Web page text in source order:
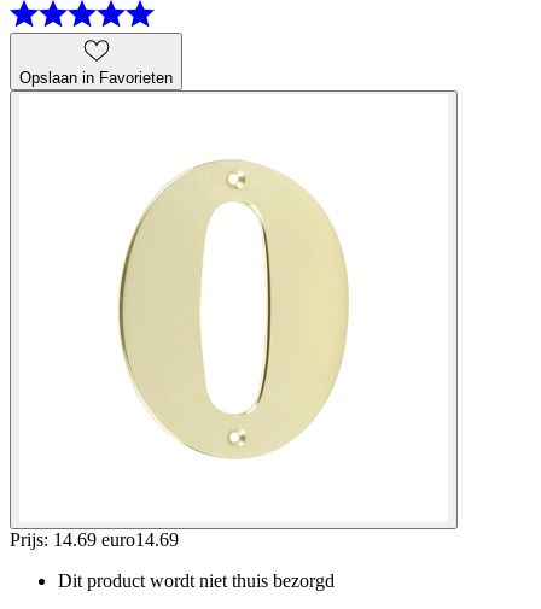
Opslaan in Favorieten
Prijs: 14.69 euro14.69
Dit product wordt niet thuis bezorgd